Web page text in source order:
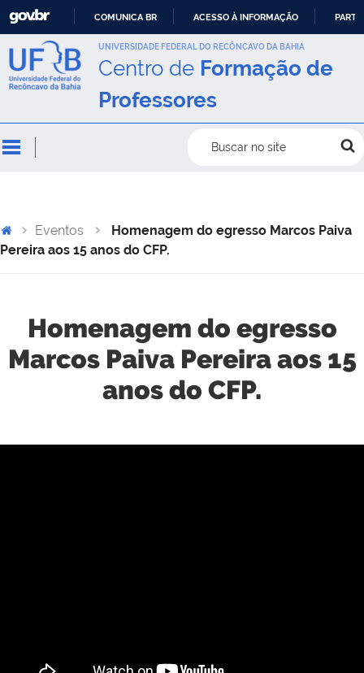
IR
PARA
CONTEÚDO
COMUNICA BR ACESSO À INFORMAÇÃO
UNIVERSIDADE FEDERAL DO RECÔNCAVO DA BAHIA
Centro de Formação de
Professores
Buscar no site
Eventos
Homenagem do egresso Marcos Paiva
Pereira aos 15 anos do CFP.
Homenagem do egresso
Marcos Paiva Pereira aos 15
anos do CFP.